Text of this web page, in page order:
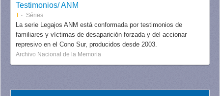
Testimonios/ ANM
T Séries
La serie Legajos ANM está conformada por testimonios de
familiares y víctimas de desaparición forzada y del accionar
represivo en el Cono Sur, producidos desde 2003.
Archivo Nacional de la Memoria